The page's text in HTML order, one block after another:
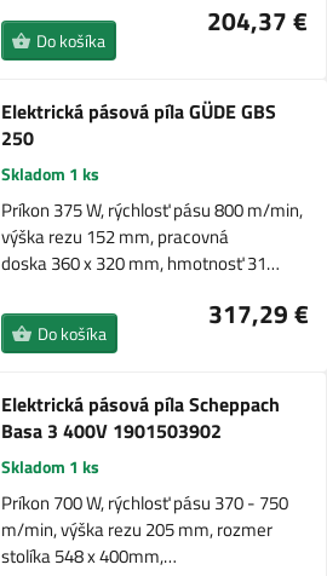
204,37 €
Do košíka
Elektrická pásová píla GÜDE GBS
250
Skladom 1 ks
Príkon 375 W, rýchlosť pásu 800 m/min,
výška rezu 152 mm, pracovná
doska 360 x 320 mm, hmotnosť 31…
317,29 €
Do košíka
Elektrická pásová píla Scheppach
Basa 3 400V 1901503902
Skladom 1 ks
Príkon 700 W, rýchlosť pásu 370 - 750
m/min, výška rezu 205 mm, rozmer
stolíka 548 x 400mm,…